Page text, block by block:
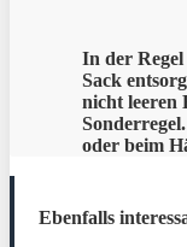
In der Regel
Sack
nicht leeren
oder beim
Ebenfalls